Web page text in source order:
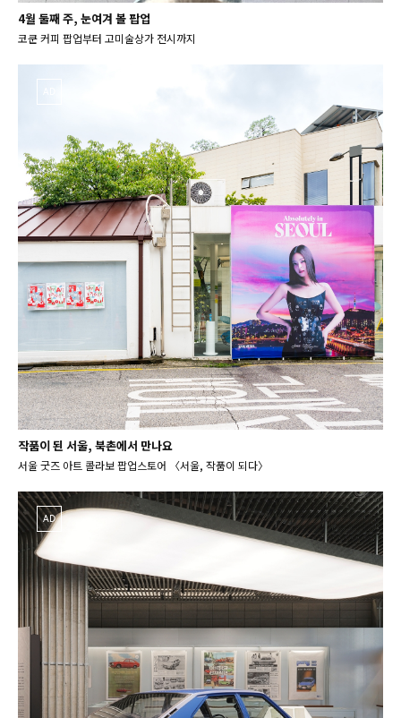
4월 둘째 주, 눈여겨 볼 팝업
코쿤 커피 팝업부터 고미술상가 전시까지
작품이 된 서울, 북촌에서 만나요
서울 굿즈 아트 콜라보 팝업스토어 〈서울, 작품이 되다〉
AD